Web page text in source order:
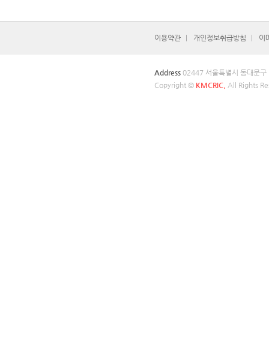
이용약관 개인정보취급방침 이
Address02447 서울특별시 동대문구
Copyright © KMCRIC. All Rights